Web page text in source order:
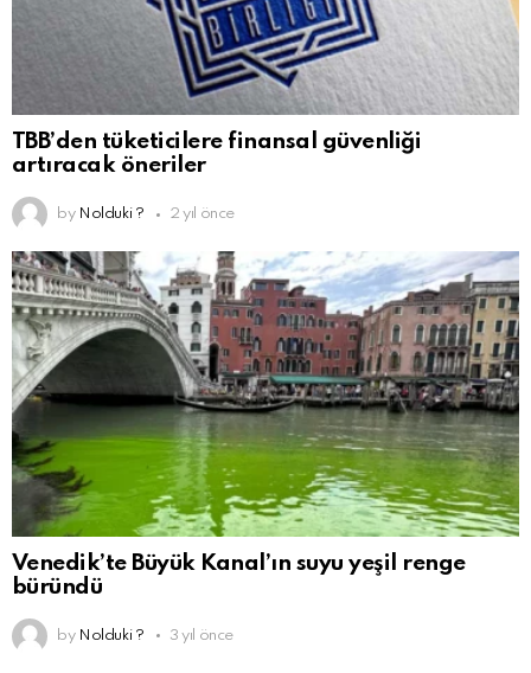
TBB’den tüketicilere finansal güvenliği
artıracak öneriler
by Nolduki ? 2 yıl önce
Venedik’te Büyük Kanal’ın suyu yeşil renge
büründü
by Nolduki ? 3 yıl önce